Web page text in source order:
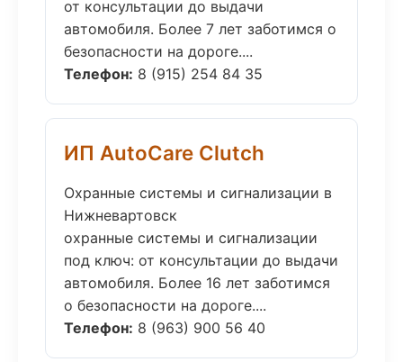
от консультации до выдачи
автомобиля. Более 7 лет заботимся о
безопасности на дороге....
Телефон: 8 (915) 254 84 35
ИП AutoCare Clutch
Охранные системы и сигнализации в
Нижневартовск
охранные системы и сигнализации
под ключ: от консультации до выдачи
автомобиля. Более 16 лет заботимся
о безопасности на дороге....
Телефон: 8 (963) 900 56 40